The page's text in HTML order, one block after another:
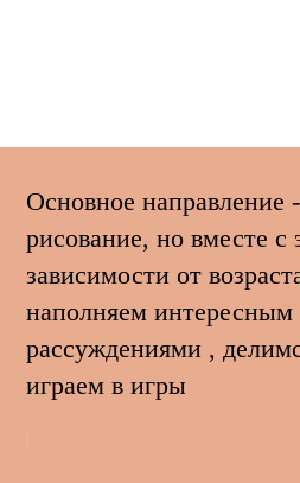
Основное направление
рисование, но вместе с
зависимости от
наполняем интересным
рассуждениями ,
играем в игры